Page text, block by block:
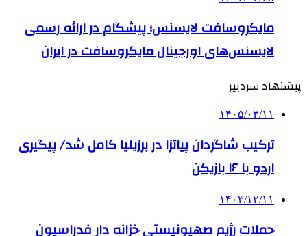
مایکروسافت لایسنس؛ پیشگام در ارائه رسمی
لایسنس‌های اورجینال مایکروسافت در ایران
پیشنهاد سردبیر
۱۴۰۵/۰۳/۱۱
ترکیب شاگردان پیاتزا در برزیلیا کامل شد/ پیگیری
اردو با ۱۶ بازیکن
۱۴۰۳/۱۲/۱۱
حملات رژیم صهیونیستی خزانه دار فدراسیون